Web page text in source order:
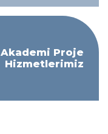
Akademi Proje
Hizmetlerimiz